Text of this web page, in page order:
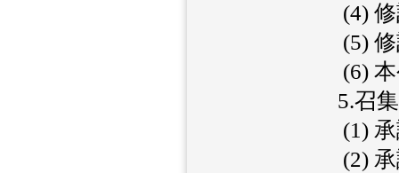
(4)
(5)
(6)
5.召
(1)
(2)